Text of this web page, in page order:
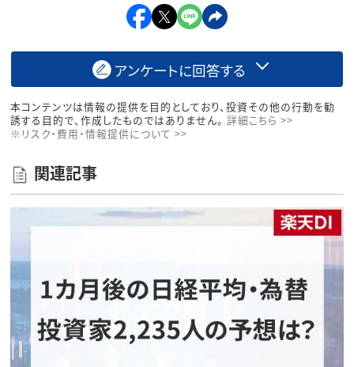
アンケートに回答する
本コンテンツは情報の提供を目的としており、投資その他の行動を勧
誘する目的で、作成したものではありません。 詳細こちら >>
※リスク・費用・情報提供について >>
関連記事